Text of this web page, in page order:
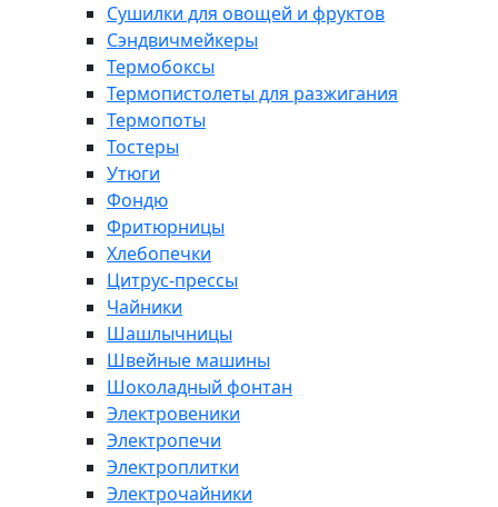
Сушилки для овощей и фруктов
Сэндвичмейкеры
Термобоксы
Термопистолеты для разжигания
Термопоты
Тостеры
Утюги
Фондю
Фритюрницы
Хлебопечки
Цитрус-прессы
Чайники
Шашлычницы
Швейные машины
Шоколадный фонтан
Электровеники
Электропечи
Электроплитки
Электрочайники